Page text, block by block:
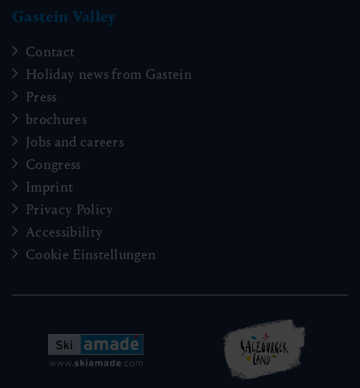
Gastein Valley
Contact
Holiday news from Gastein
Press
brochures
Jobs and careers
Congress
Imprint
Privacy Policy
Accessibility
Cookie Einstellungen